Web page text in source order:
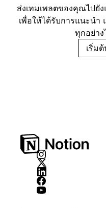
ส่งเทมเพลตของคุณไปยั
เพื่อให้ได้รับการแนะนำ
ทุกอย่า
เริ่ม